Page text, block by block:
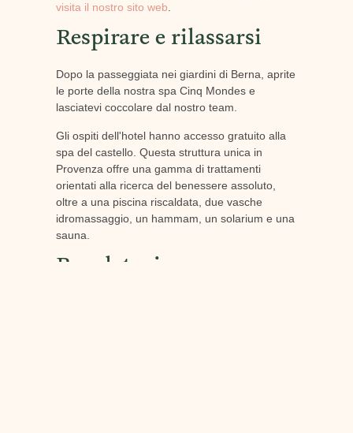
visita il nostro sito web
Respirare e rilassarsi
Dopo la passeggiata nei giardini di Berna, aprite
le porte della nostra spa Cinq Mondes e
lasciatevi coccolare dal nostro team.
Gli ospiti dell'hotel hanno accesso gratuito alla
spa del castello. Questa struttura unica in
Provenza offre una gamma di trattamenti
orientati alla ricerca del benessere assoluto,
oltre a una piscina riscaldata, due vasche
idromassaggio, un hammam, un solarium e una
sauna.
Regalatevi una camera